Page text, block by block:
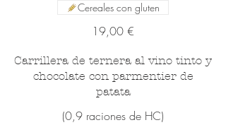
19,00 €
Cereales con gluten
Carrillera de ternera al vino tinto y
chocolate con parmentier de
patata
(0,9 raciones de HC)